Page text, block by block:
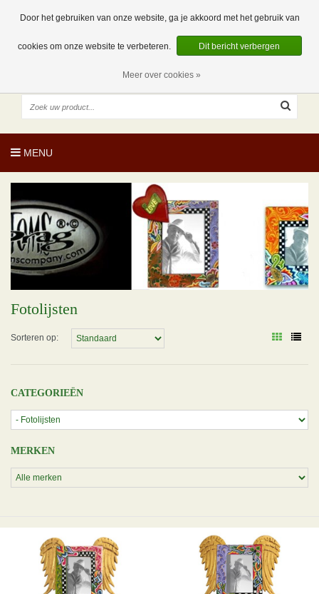
0 Artikelen
NL
EUR
MENU
Fotolijsten
Sorteren op:
CATEGORIEËN
MERKEN
Door het gebruiken van onze website, ga je akkoord met het gebruik van
cookies om onze website te verbeteren. Dit bericht verbergen
Meer over cookies »